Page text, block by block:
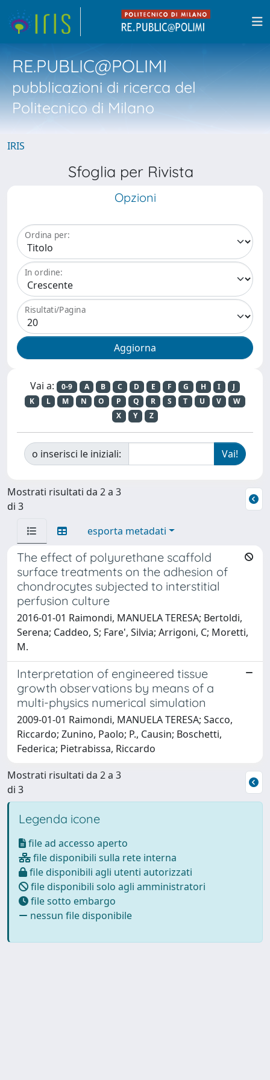
RE.PUBLIC@POLIMI
pubblicazioni di ricerca del
Politecnico di Milano
IRIS
Sfoglia per Rivista
Opzioni
Ordina per:
In ordine:
Risultati/Pagina
Vai a: 0-9 A B C D E F G H I
J
K
L M N O P Q R S T U V
W
X
Y Z
o inserisci le iniziali:
Mostrati risultati da 2 a 3
di 3
esporta metadati
The effect of polyurethane scaffold
surface treatments on the adhesion of
chondrocytes subjected to interstitial
perfusion culture
2016-01-01 Raimondi, MANUELA TERESA; Bertoldi,
Serena; Caddeo, S; Fare', Silvia; Arrigoni, C; Moretti,
M.
Interpretation of engineered tissue
growth observations by means of a
multi-physics numerical simulation
2009-01-01 Raimondi, MANUELA TERESA; Sacco,
Riccardo; Zunino, Paolo; P., Causin; Boschetti,
Federica; Pietrabissa, Riccardo
Mostrati risultati da 2 a 3
di 3
Legenda icone
file ad accesso aperto
file disponibili sulla rete interna
file disponibili agli utenti autorizzati
file disponibili solo agli amministratori
file sotto embargo
nessun file disponibile